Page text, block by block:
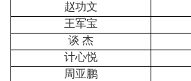
赵功文
王军宝
谈 杰
计心悦
周亚鹏